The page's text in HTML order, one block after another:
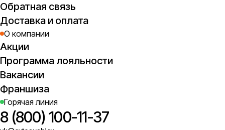
Обратная связь
Доставка и оплата
О компании
Акции
Программа лояльности
Вакансии
Франшиза
Горячая линия
8 (800) 100-11-37